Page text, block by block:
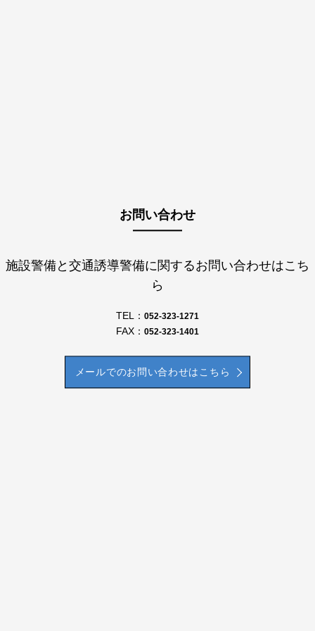
お問い合わせ
施設警備と交通誘導警備に関するお問い合わせはこち
ら
TEL： 052-323-1271
FAX： 052-323-1401
メールでのお問い合わせはこちら